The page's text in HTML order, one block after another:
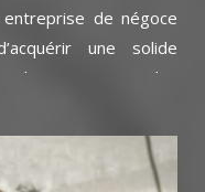
de négoce
une solide
des artisans et des
à comprendre et
qu’elles soient